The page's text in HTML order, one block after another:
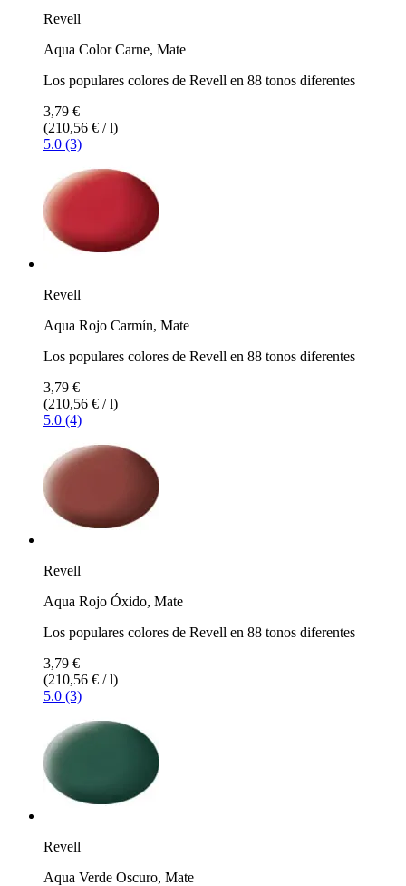
Revell
Aqua Color Carne, Mate
Los populares colores de Revell en 88 tonos diferentes
3,79 €
(210,56 € / l)
5.0 (3)
Revell
Aqua Rojo Carmín, Mate
Los populares colores de Revell en 88 tonos diferentes
3,79 €
(210,56 € / l)
5.0 (4)
Revell
Aqua Rojo Óxido, Mate
Los populares colores de Revell en 88 tonos diferentes
3,79 €
(210,56 € / l)
5.0 (3)
Revell
Aqua Verde Oscuro, Mate